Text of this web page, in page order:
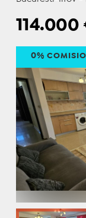
114.000
0%